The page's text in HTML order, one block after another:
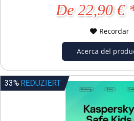
De 22,90 €
Recordar
Acerca del
33% REDUZIERT